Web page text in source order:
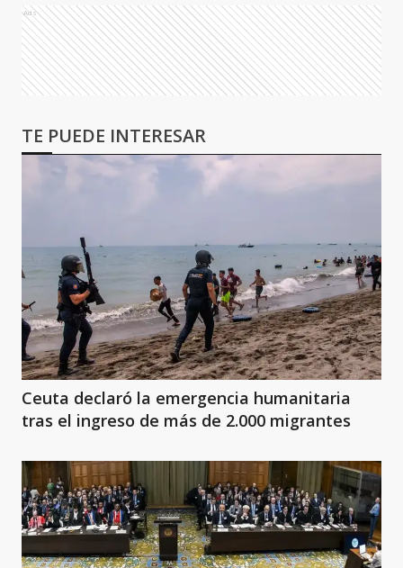
Ads
TE PUEDE INTERESAR
Ceuta declaró la emergencia humanitaria
tras el ingreso de más de 2.000 migrantes